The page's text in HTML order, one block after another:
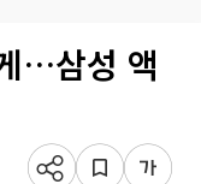
…삼성 액